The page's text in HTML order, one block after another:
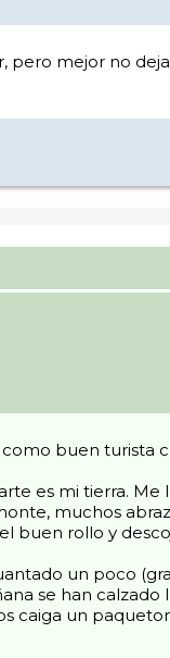
mejor no
buen turista
es mi tierra.
muchos
buen rollo y
un poco
se han
caiga un